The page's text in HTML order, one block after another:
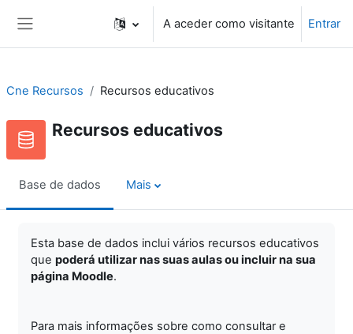
A aceder como visitante Entrar
Cne Recursos Recursos educativos
Recursos educativos
Base de dados Mais
Esta base de dados inclui vários recursos educativos
que poderá utilizar nas suas aulas ou incluir na sua
página Moodle.
Para mais informações sobre como consultar e